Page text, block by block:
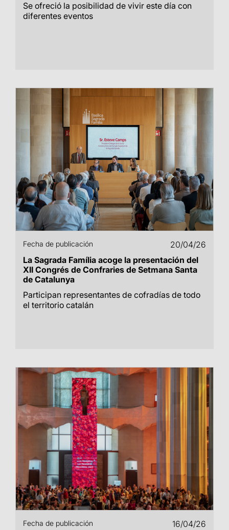
Se ofreció la posibilidad de vivir este día con
diferentes eventos
Fecha de publicación
20/04/26
La Sagrada Família acoge la presentación del
XII Congrés de Confraries de Setmana Santa
de Catalunya
Participan representantes de cofradías de todo
el territorio catalán
Fecha de publicación 16/04/26